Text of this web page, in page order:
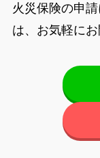
火災保険の申
は、お気軽にお